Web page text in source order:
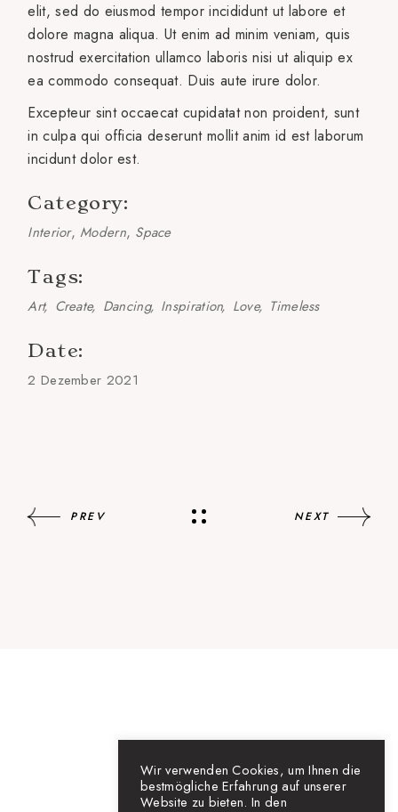
elit, sed do eiusmod tempor incididunt ut labore et
dolore magna aliqua. Ut enim ad minim veniam, quis
nostrud exercitation ullamco laboris nisi ut aliquip ex
ea commodo consequat. Duis aute irure dolor.
Excepteur sint occaecat cupidatat non proident, sunt
in culpa qui officia deserunt mollit anim id est laborum
incidunt dolor est.
Category:
Interior Modern Space
Tags:
Art Create Dancing Inspiration Love Timeless
Date:
2 Dezember 2021
PREV NEXT
Wir verwenden Cookies, um Ihnen die
bestmögliche Erfahrung auf unserer
Website zu bieten. In den